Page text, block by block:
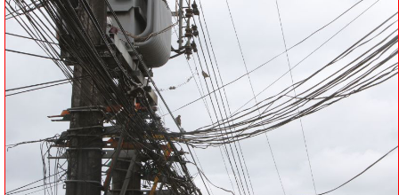
Economía
Deportes
Tecnología
Sostenibilidad
soychile